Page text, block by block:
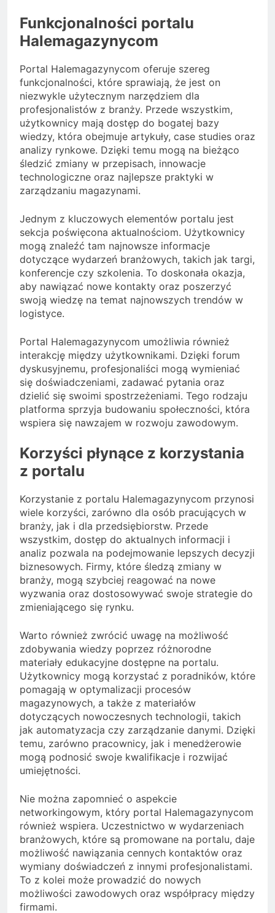
Funkcjonalności portalu
Halemagazynycom
Portal Halemagazynycom oferuje szereg
funkcjonalności, które sprawiają, że jest on
niezwykle użytecznym narzędziem dla
profesjonalistów z branży. Przede wszystkim,
użytkownicy mają dostęp do bogatej bazy
wiedzy, która obejmuje artykuły, case studies oraz
analizy rynkowe. Dzięki temu mogą na bieżąco
śledzić zmiany w przepisach, innowacje
technologiczne oraz najlepsze praktyki w
zarządzaniu magazynami.
Jednym z kluczowych elementów portalu jest
sekcja poświęcona aktualnościom. Użytkownicy
mogą znaleźć tam najnowsze informacje
dotyczące wydarzeń branżowych, takich jak targi,
konferencje czy szkolenia. To doskonała okazja,
aby nawiązać nowe kontakty oraz poszerzyć
swoją wiedzę na temat najnowszych trendów w
logistyce.
Portal Halemagazynycom umożliwia również
interakcję między użytkownikami. Dzięki forum
dyskusyjnemu, profesjonaliści mogą wymieniać
się doświadczeniami, zadawać pytania oraz
dzielić się swoimi spostrzeżeniami. Tego rodzaju
platforma sprzyja budowaniu społeczności, która
wspiera się nawzajem w rozwoju zawodowym.
Korzyści płynące z korzystania
z portalu
Korzystanie z portalu Halemagazynycom przynosi
wiele korzyści, zarówno dla osób pracujących w
branży, jak i dla przedsiębiorstw. Przede
wszystkim, dostęp do aktualnych informacji i
analiz pozwala na podejmowanie lepszych decyzji
biznesowych. Firmy, które śledzą zmiany w
branży, mogą szybciej reagować na nowe
wyzwania oraz dostosowywać swoje strategie do
zmieniającego się rynku.
Warto również zwrócić uwagę na możliwość
zdobywania wiedzy poprzez różnorodne
materiały edukacyjne dostępne na portalu.
Użytkownicy mogą korzystać z poradników, które
pomagają w optymalizacji procesów
magazynowych, a także z materiałów
dotyczących nowoczesnych technologii, takich
jak automatyzacja czy zarządzanie danymi. Dzięki
temu, zarówno pracownicy, jak i menedżerowie
mogą podnosić swoje kwalifikacje i rozwijać
umiejętności.
Nie można zapomnieć o aspekcie
networkingowym, który portal Halemagazynycom
również wspiera. Uczestnictwo w wydarzeniach
branżowych, które są promowane na portalu, daje
możliwość nawiązania cennych kontaktów oraz
wymiany doświadczeń z innymi profesjonalistami.
To z kolei może prowadzić do nowych
możliwości zawodowych oraz współpracy między
firmami.